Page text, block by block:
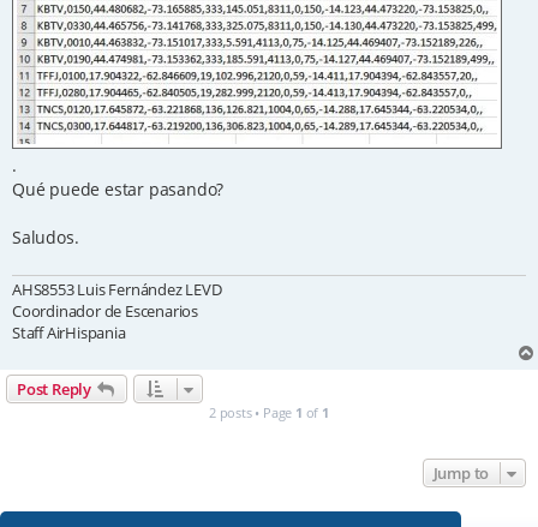
.
Qué puede estar pasando?
Saludos.
AHS8553 Luis Fernández LEVD
Coordinador de Escenarios
Staff AirHispania
Post Reply
2 posts • Page 1 of 1
Jump to